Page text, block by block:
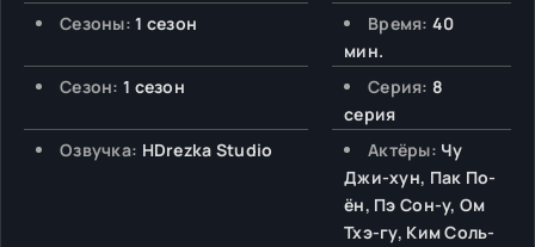
Сезоны: 1 сезон Время: 40
мин.
Сезон: 1 сезон Серия: 8
серия
Озвучка: HDrezka Studio Актёры: Чу
Джи-хун, Пак По-
ён, Пэ Сон-у, Ом
Тхэ-гу, Ким Соль-